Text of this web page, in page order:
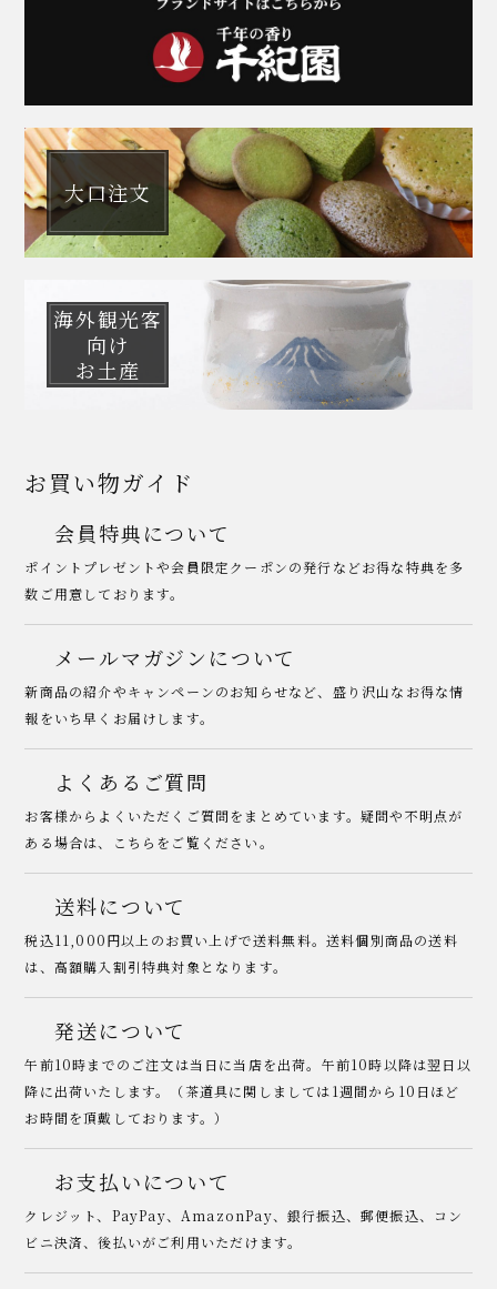
大口注文
海外観光客
向け
お土産
お買い物ガイド
会員特典について
ポイントプレゼントや会員限定クーポンの発行などお得な特典を多
数ご用意しております。
メールマガジンについて
新商品の紹介やキャンペーンのお知らせなど、盛り沢山なお得な情
報をいち早くお届けします。
よくあるご質問
お客様からよくいただくご質問をまとめています。疑問や不明点が
ある場合は、こちらをご覧ください。
送料について
税込11,000円以上のお買い上げで送料無料。送料個別商品の送料
は、高額購入割引特典対象となります。
発送について
午前10時までのご注文は当日に当店を出荷。午前10時以降は翌日以
降に出荷いたします。（茶道具に関しましては1週間から10日ほど
お時間を頂戴しております。）
お支払いについて
クレジット、PayPay、AmazonPay、銀行振込、郵便振込、コン
ビニ決済、後払いがご利用いただけます。